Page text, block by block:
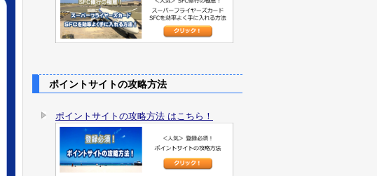
ポイントサイトの攻略方法
ポイントサイトの攻略方法 はこちら！